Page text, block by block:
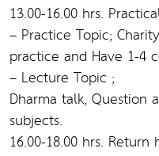
13.00-16.00 hrs.
– Practice Topic;
practice and Have 1-4
– Lecture Topic ;
Dharma talk, Question
subjects.
16.00-18.00 hrs. Return